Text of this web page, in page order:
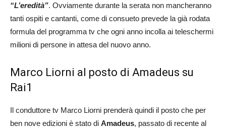
“L’eredità”. Ovviamente durante la serata non mancheranno
tanti ospiti e cantanti, come di consueto prevede la già rodata
formula del programma tv che ogni anno incolla ai teleschermi
milioni di persone in attesa del nuovo anno.
Marco Liorni al posto di Amadeus su
Rai1
Il conduttore tv Marco Liorni prenderà quindi il posto che per
ben nove edizioni è stato di Amadeus, passato di recente al